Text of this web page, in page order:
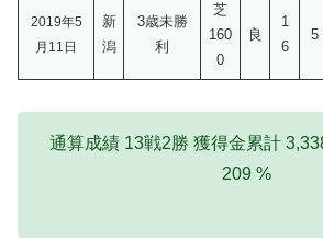
2019年5
月11日
新
潟
3歳未勝
利
芝
160
0
良
1
6
5
通算成績 13戦2勝 獲得金累計
209 %